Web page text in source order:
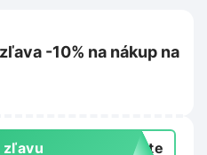
-10% na nákup na
exte